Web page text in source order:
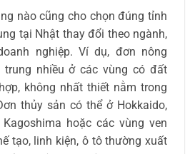
nào cũng cho chọn đúng tỉnh
tại Nhật thay đổi theo ngành,
nghiệp. Ví dụ, đơn nông
trung nhiều ở các vùng có đất
không nhất thiết nằm trong
thủy sản có thể ở Hokkaido,
Kagoshima hoặc các vùng ven
tạo, linh kiện, ô tô thường xuất